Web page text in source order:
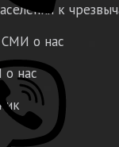
к
о нас
нас